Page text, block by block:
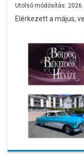
Utolsó módósítás:
Elérkezett a május,